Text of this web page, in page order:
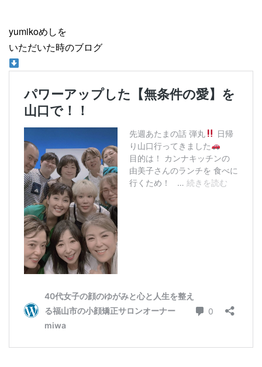
yumikoめしを
いただいた時のブログ